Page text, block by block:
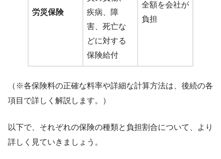
労災保険
疾病、障
害、死亡な
どに対する
保険給付
全額を会社が
負担
（※各保険料の正確な料率や詳細な計算方法は、後続の各
項目で詳しく解説します。）
以下で、それぞれの保険の種類と負担割合について、より
詳しく見ていきましょう。